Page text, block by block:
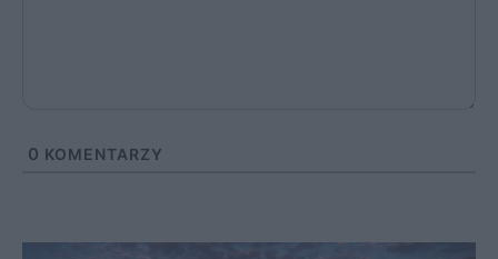
0 KOMENTARZY